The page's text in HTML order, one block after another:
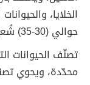
الخلايا،
حوالي (30-35) شُعبة مختلفة.
تصنّف الحيوانات
محدّدة، ويحوي